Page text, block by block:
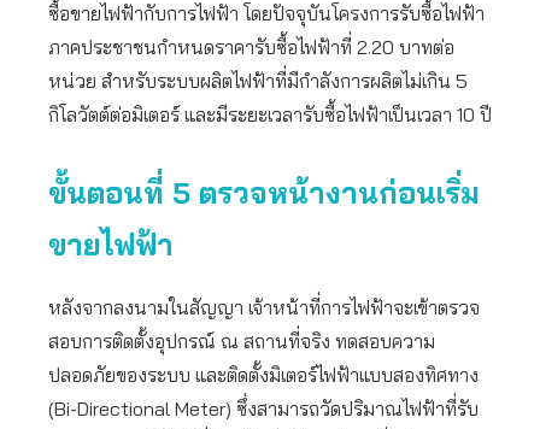
ซื้อขายไฟฟ้ากับการไฟฟ้า โดยปัจจุบันโครงการรับซื้อไฟฟ้า
ภาคประชาชนกำหนดราคารับซื้อไฟฟ้าที่ 2.20 บาทต่อ
หน่วย สำหรับระบบผลิตไฟฟ้าที่มีกำลังการผลิตไม่เกิน 5
กิโลวัตต์ต่อมิเตอร์ และมีระยะเวลารับซื้อไฟฟ้าเป็นเวลา 10 ปี
ขั้นตอนที่ 5 ตรวจหน้างานก่อนเริ่ม
ขายไฟฟ้า
หลังจากลงนามในสัญญา เจ้าหน้าที่การไฟฟ้าจะเข้าตรวจ
สอบการติดตั้งอุปกรณ์ ณ สถานที่จริง ทดสอบความ
ปลอดภัยของระบบ และติดตั้งมิเตอร์ไฟฟ้าแบบสองทิศทาง
(Bi-Directional Meter) ซึ่งสามารถวัดปริมาณไฟฟ้าที่รับ